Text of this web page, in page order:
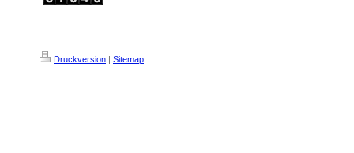
Druckversion | Sitemap